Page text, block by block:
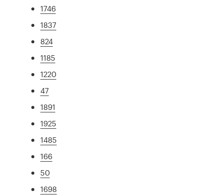
1746
1837
824
1185
1220
47
1891
1925
1485
166
50
1698